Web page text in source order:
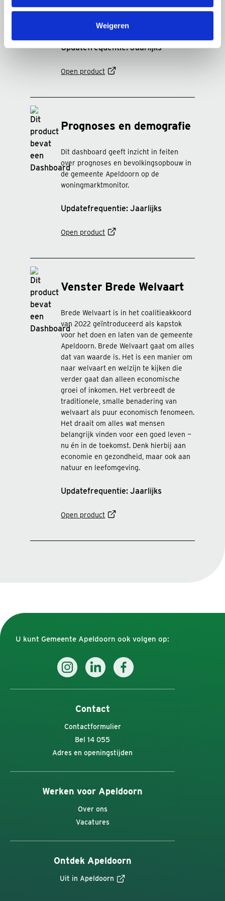
Weigeren
indicatoren, gevisualiseerd in een
interactief dashboard.
Updatefrequentie: Jaarlijks
Open product
Prognoses en demografie
Dit dashboard geeft inzicht in feiten
over prognoses en bevolkingsopbouw in
de gemeente Apeldoorn op de
woningmarktmonitor.
Updatefrequentie: Jaarlijks
Open product
Venster Brede Welvaart
Brede Welvaart is in het coalitieakkoord
van 2022 geïntroduceerd als kapstok
voor het doen en laten van de gemeente
Apeldoorn. Brede Welvaart gaat om alles
dat van waarde is. Het is een manier om
naar welvaart en welzijn te kijken die
verder gaat dan alleen economische
groei of inkomen. Het verbreedt de
traditionele, smalle benadering van
welvaart als puur economisch fenomeen.
Het draait om alles wat mensen
belangrijk vinden voor een goed leven —
nu én in de toekomst. Denk hierbij aan
economie en gezondheid, maar ook aan
natuur en leefomgeving.
Updatefrequentie: Jaarlijks
Open product
U kunt Gemeente Apeldoorn ook volgen op:
Contact
Contactformulier
Bel 14 055
Adres en openingstijden
Werken voor Apeldoorn
Over ons
Vacatures
Ontdek Apeldoorn
Uit in Apeldoorn